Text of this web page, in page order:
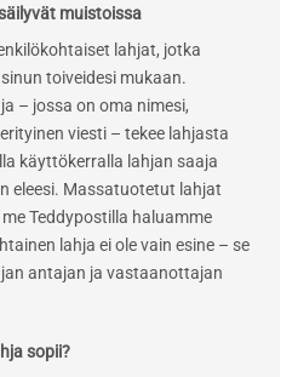
muistoissa
lahjat, jotka
toiveidesi mukaan.
– jossa on oma nimesi,
viesti – tekee lahjasta
käyttökerralla lahjan saaja
eleesi. Massatuotetut lahjat
Teddypostilla haluamme
lahja ei ole vain esine – se
antajan ja vastaanottajan
sopii?